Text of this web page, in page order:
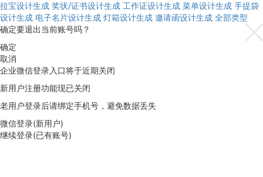
拉宝设计生成 奖状/证书设计生成 工作证设计生成 菜单设计生成 手提袋
设计生成 电子名片设计生成 灯箱设计生成 邀请函设计生成 全部类型
确定要退出当前账号吗？
确定
取消
企业微信登录入口将于近期关闭
新用户注册功能现已关闭
老用户登录后请绑定手机号，避免数据丢失
微信登录(新用户)
继续登录(已有账号)